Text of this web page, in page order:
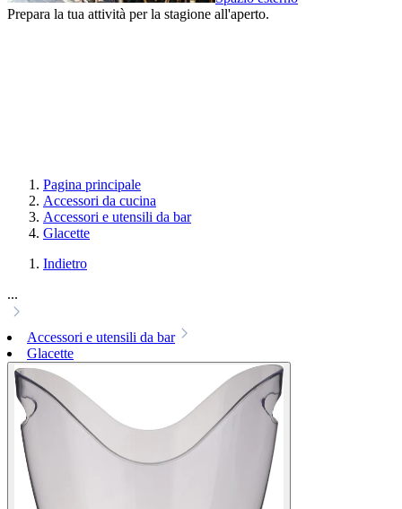
Prepara la tua attività per la stagione all'aperto.
Pagina principale
Accessori da cucina
Accessori e utensili da bar
Glacette
Indietro
...
Accessori e utensili da bar
Glacette